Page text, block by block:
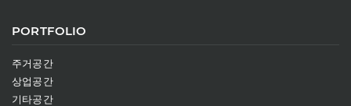
PORTFOLIO
주거공간
상업공간
기타공간